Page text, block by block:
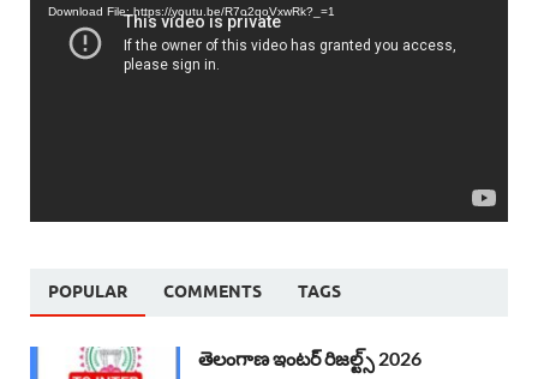
Download File: https://youtu.be/R7o2qoVxwRk?_=1
POPULAR COMMENTS TAGS
తెలంగాణ ఇంటర్ రిజల్ట్స్ 2026